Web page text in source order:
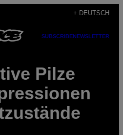
+ DEUTSCH
SUBSCRIBENEWSLETTER
Pilze